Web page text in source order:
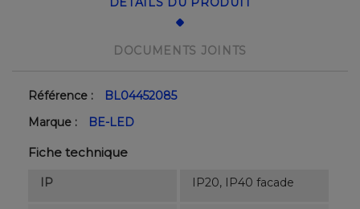
DOCUMENTS JOINTS
Référence :
BL04452085
Marque :
BE-LED
Fiche technique
IP IP20, IP40 facade